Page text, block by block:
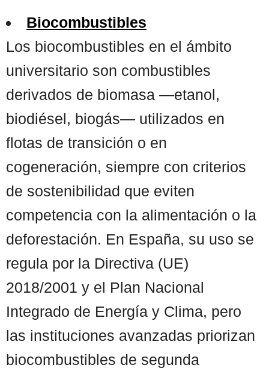
Biocombustibles
Los biocombustibles en el ámbito
universitario son combustibles
derivados de biomasa —etanol,
biodiésel, biogás— utilizados en
flotas de transición o en
cogeneración, siempre con criterios
de sostenibilidad que eviten
competencia con la alimentación o la
deforestación. En España, su uso se
regula por la Directiva (UE)
2018/2001 y el Plan Nacional
Integrado de Energía y Clima, pero
las instituciones avanzadas priorizan
biocombustibles de segunda